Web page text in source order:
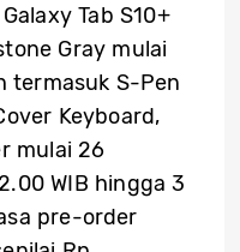
Tab S10+
Gray mulai
termasuk S-Pen
Keyboard,
mulai 26
WIB hingga 3
pre-order